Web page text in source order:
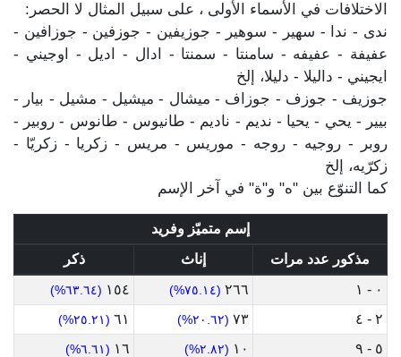
الاختلافات في الأسماء الأولى ، على سبيل المثال لا الحصر:
ندى - ندا - سهير - سوهير - جوزيفين - جوزفين - جوزافين -
عفيفة - عفيفه - سامنتا - سمنتا - ادال - اديل - اوجيني -
ايجيني - داليلا - دليلا، إلخ
جوزيف - جوزف - جوزاف - ميشال - ميشيل - مشيل - بيار -
بيير - يحي - يحيا - نديم - ناديم - طانيوس - طانوس - روبير -
روبر - روجيه - روجه - موريس - مريس - زكريا - زكريّا -
زكرّيه، إلخ
كما التنوّع بين "ه" و"ة" في آخر الإسم
إسم متميّز وفريد
مذكور عدد مرات
إناث
ذكر
٠ - ١
٢٦٦ (٧٥.١٤%) ١٥٤ (٦٣.٦٤%)
٢ - ٤ ٧٣ (٢٠.٦٢%) ٦١ (٢٥.٢١%)
٥ - ٩ ١٠ (٢.٨٢%) ١٦ (٦.٦١%)